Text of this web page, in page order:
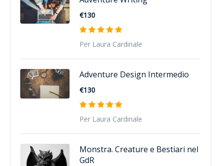
€130
Per Laura Cardinale
Adventure Design Intermedio
€130
Per Laura Cardinale
Monstra. Creature e Bestiari nel
GdR